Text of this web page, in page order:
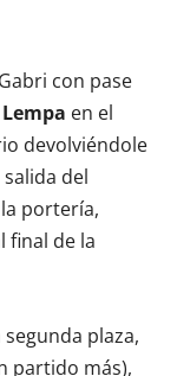
con pase
Lempa en el
devolviéndole
del
portería,
final de la
plaza,
partido más),